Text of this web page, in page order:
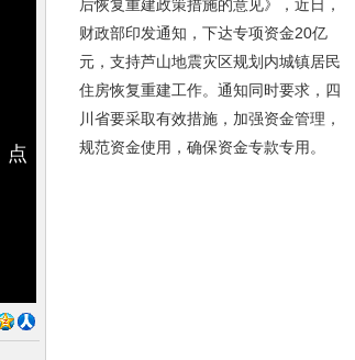
点
后恢复重建政策措施的意见》，近日，
财政部印发通知，下达专项资金20亿
元，支持芦山地震灾区规划内城镇居民
住房恢复重建工作。通知同时要求，四
川省要采取有效措施，加强资金管理，
规范资金使用，确保资金专款专用。